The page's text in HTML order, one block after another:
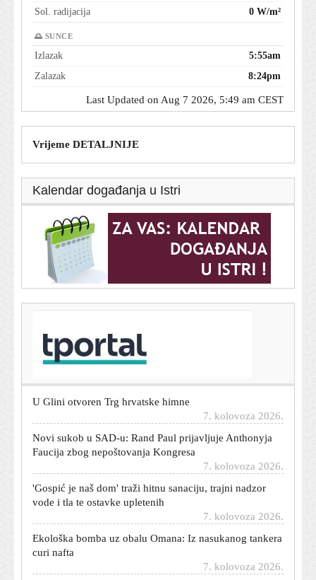
Sol. radijacija
0 W/m²
🌅 SUNCE
Izlazak
5:55am
Zalazak
8:24pm
Last Updated on Aug 7 2026, 5:49 am CEST
Vrijeme DETALJNIJE
Kalendar događanja u Istri
Maroko će vratiti djecu bez pratnje: Sprema se dogovor
sa Španjolskom
U Glini otvoren Trg hrvatske himne
Novi sukob u SAD-u: Rand Paul prijavljuje Anthonyja
Faucija zbog nepoštovanja Kongresa
'Gospić je naš dom' traži hitnu sanaciju, trajni nadzor
vode i tla te ostavke upletenih
Ekološka bomba uz obalu Omana: Iz nasukanog tankera
curi nafta
U Italiji upozorenja zbog vrućine, Mađarska i